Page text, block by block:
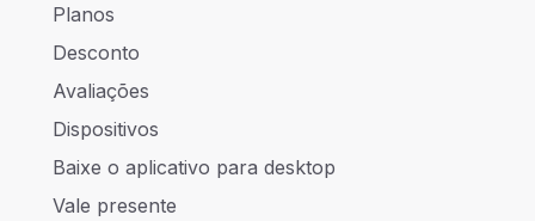
Planos
Desconto
Avaliações
Dispositivos
Baixe o aplicativo para desktop
Vale presente